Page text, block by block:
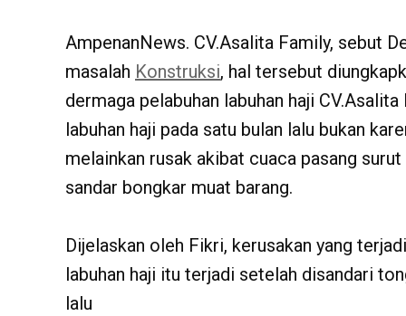
AmpenanNews. CV.Asalita Family, sebut
masalah Konstruksi, hal tersebut
dermaga pelabuhan labuhan haji
labuhan haji pada satu bulan lalu bukan
melainkan rusak akibat cuaca pasang
sandar bongkar muat barang.
Dijelaskan oleh Fikri, kerusakan yang
labuhan haji itu terjadi setelah disandari
lalu